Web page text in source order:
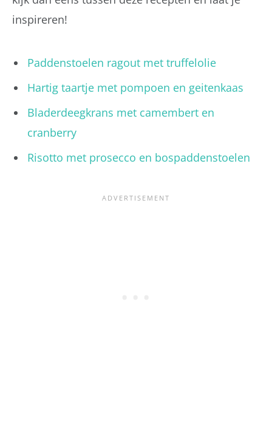
inspireren!
Paddenstoelen ragout met truffelolie
Hartig taartje met pompoen en geitenkaas
Bladerdeegkrans met camembert en
cranberry
Risotto met prosecco en bospaddenstoelen